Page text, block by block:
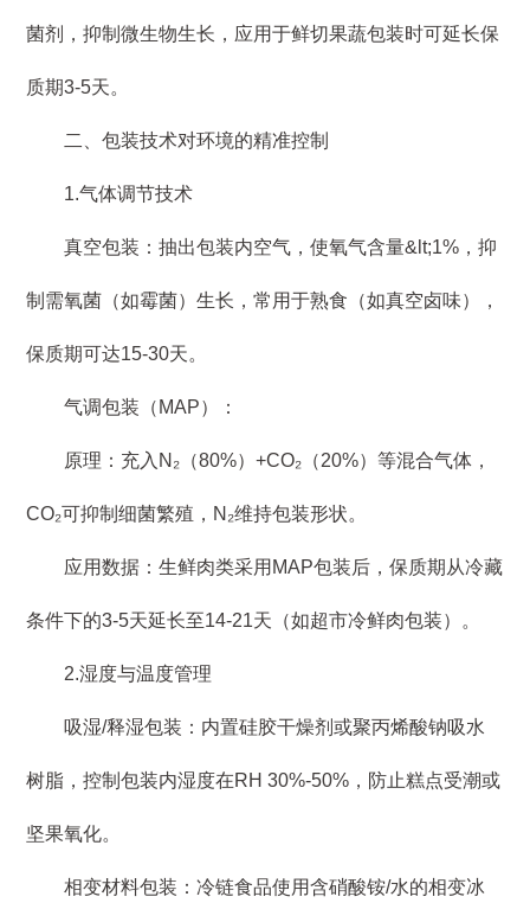
菌剂，抑制微生物生长，应用于鲜切果蔬包装时可延长保
质期3-5天。
二、包装技术对环境的精准控制
1.气体调节技术
真空包装：抽出包装内空气，使氧气含量&lt;1%，抑
制需氧菌（如霉菌）生长，常用于熟食（如真空卤味），
保质期可达15-30天。
气调包装（MAP）：
原理：充入N₂（80%）+CO₂（20%）等混合气体，
CO₂可抑制细菌繁殖，N₂维持包装形状。
应用数据：生鲜肉类采用MAP包装后，保质期从冷藏
条件下的3-5天延长至14-21天（如超市冷鲜肉包装）。
2.湿度与温度管理
吸湿/释湿包装：内置硅胶干燥剂或聚丙烯酸钠吸水
树脂，控制包装内湿度在RH 30%-50%，防止糕点受潮或
坚果氧化。
相变材料包装：冷链食品使用含硝酸铵/水的相变冰